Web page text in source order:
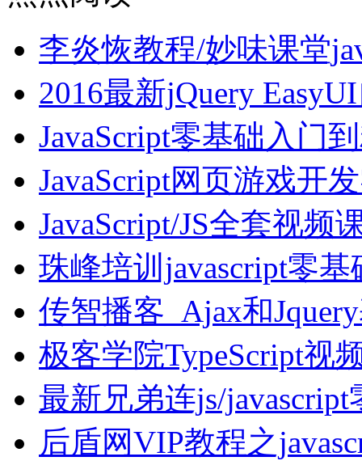
李炎恢教程/妙味课堂
2016最新jQuery
JavaScript零基础入门
JavaScript网页游戏开
JavaScript/JS全套视频
珠峰培训javascript零
传智播客_Ajax和
极客学院TypeScript视
最新兄弟连js/
后盾网VIP教程之